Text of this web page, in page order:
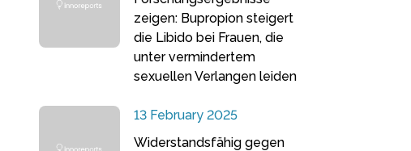
zeigen: Bupropion steigert
die Libido bei Frauen, die
unter vermindertem
sexuellen Verlangen leiden
13 February 2025
Widerstandsfähig gegen